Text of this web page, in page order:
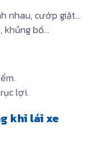
nhau, cướp giật…
khủng bố…
lợi.
khi lái xe